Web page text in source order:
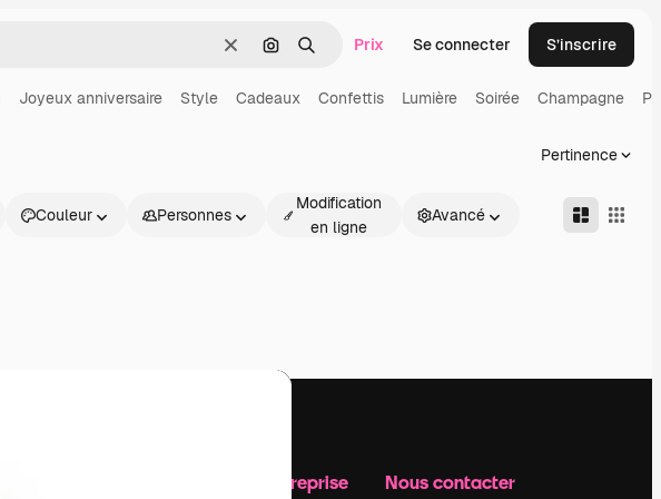
EffacerRechercher par image
Rechercher
Prix Se connecter S’inscrire
Joyeux anniversaire Style Cadeaux Confettis Lumière Soirée Champagne
Pertinence
Couleur Personnes
Modification
en ligne
Avancé
Notre entreprise Nous contacter